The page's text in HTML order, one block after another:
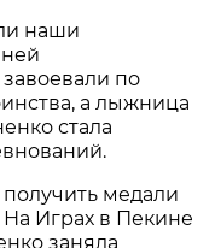
наши
по
а лыжница
стала
получить медали
Играх в Пекине
заняла